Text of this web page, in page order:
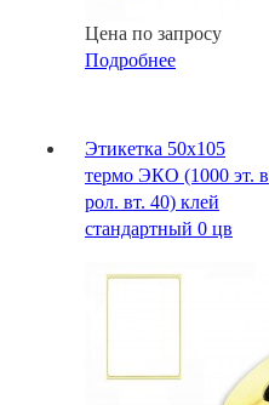
Цена по запросу
Подробнее
Этикетка 50х105
термо ЭКО (1000 эт. в
рол. вт. 40) клей
стандартный 0 цв